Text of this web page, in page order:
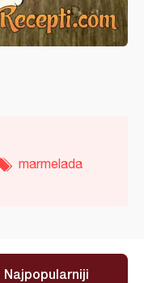
marmelada
Najpopularniji